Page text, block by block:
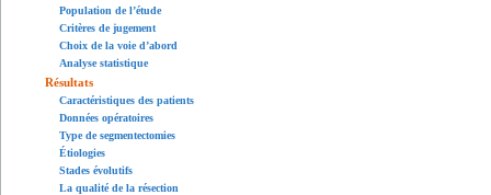
Population de l’étude
Critères de jugement
Choix de la voie d’abord
Analyse statistique
Résultats
Caractéristiques des patients
Données opératoires
Type de segmentectomies
Étiologies
Stades évolutifs
La qualité de la résection